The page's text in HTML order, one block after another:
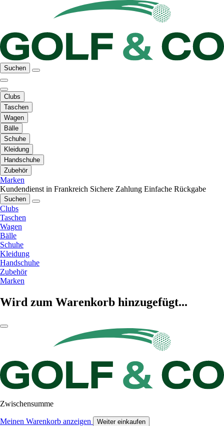
Suchen
Clubs
Taschen
Wagen
Bälle
Schuhe
Kleidung
Handschuhe
Zubehör
Marken
Kundendienst in Frankreich Sichere Zahlung Einfache Rückgabe
Suchen
Clubs
Taschen
Wagen
Bälle
Schuhe
Kleidung
Handschuhe
Zubehör
Marken
Wird zum Warenkorb hinzugefügt...
Zwischensumme
Meinen Warenkorb anzeigen Weiter einkaufen